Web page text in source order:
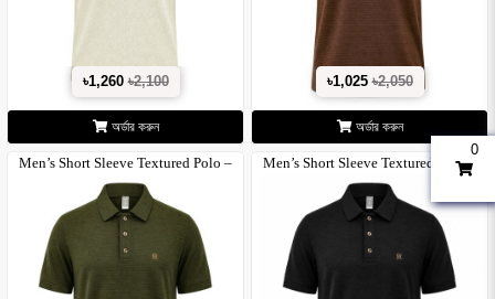
৳1,260৳2,100
অর্ডার করুন
৳1,025৳2,050
অর্ডার করুন
Men’s Short Sleeve Textured Polo –
Cla..
Men’s Short Sleeve Textured Polo –
Cla..
0